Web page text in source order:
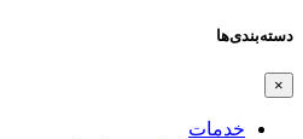
دسته‌بندی‌ها
×
خدمات